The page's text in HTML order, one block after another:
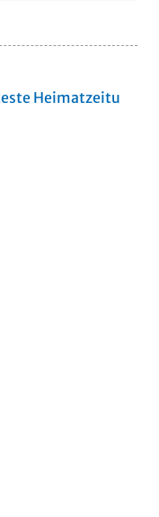
Heimatzeitu